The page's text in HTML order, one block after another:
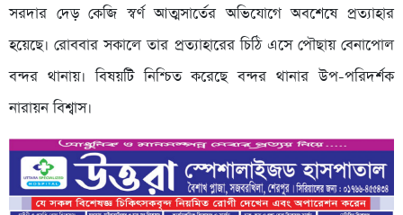
সরদার দেড় কেজি স্বর্ণ আত্মসার্তের অভিযোগে অবশেষে প্রত্যাহার
হয়েছে। রোববার সকালে তার প্রত্যাহারের চিঠি এসে পৌছায় বেনাপোল
বন্দর থানায়। বিষয়টি নিশ্চিত করেছে বন্দর থানার উপ-পরিদর্শক
নারায়ন বিশ্বাস।